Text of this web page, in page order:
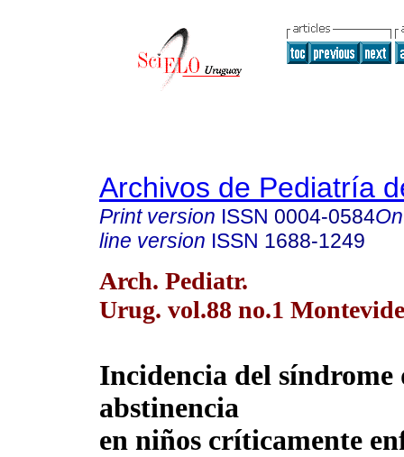
Archivos de Pediatría
Print version ISSN 0004-0584
line version ISSN 1688-1249
Arch. Pediatr.
Urug. vol.88 no.1
Incidencia del síndrome
abstinencia
en niños críticamente